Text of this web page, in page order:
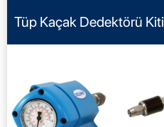
Tüp Kaçak Dedektörü Kiti